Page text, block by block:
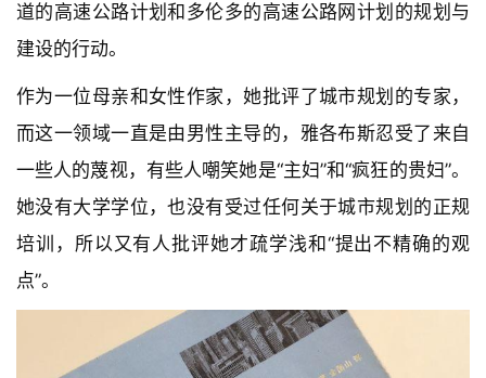
道的高速公路计划和多伦多的高速公路网计划的规划与
建设的行动。
作为一位母亲和女性作家，她批评了城市规划的专家，
而这一领域一直是由男性主导的，雅各布斯忍受了来自
一些人的蔑视，有些人嘲笑她是“主妇”和“疯狂的贵妇”。
她没有大学学位，也没有受过任何关于城市规划的正规
培训，所以又有人批评她才疏学浅和“提出不精确的观
点”。